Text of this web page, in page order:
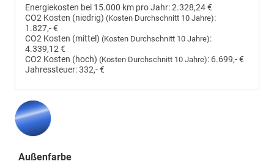
Energiekosten bei 15.000 km pro Jahr:2.328,24 €
CO2 Kosten (niedrig) (Kosten Durchschnitt 10 Jahre):
1.827,- €
CO2 Kosten (mittel) (Kosten Durchschnitt 10 Jahre):
4.339,12 €
CO2 Kosten (hoch) (Kosten Durchschnitt 10 Jahre): 6.699,- €
Jahressteuer:332,- €
Außenfarbe